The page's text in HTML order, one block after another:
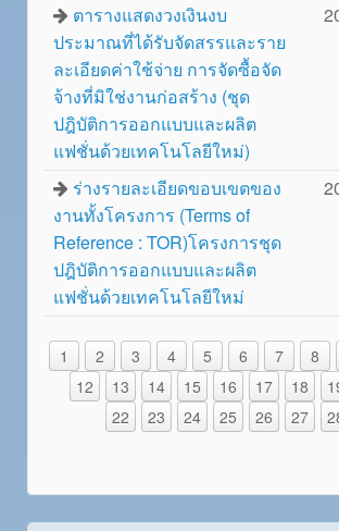
ตารางแสดงวงเงินงบ
ประมาณที่ได้รับจัดสรรและราย
ละเอียดค่าใช้จ่าย การจัดซื้อจัด
จ้างที่มิใช่งานก่อสร้าง (ชุด
ปฎิบัติการออกแบบและผลิต
แฟชั่นด้วยเทคโนโลยีใหม่)
ร่างรายละเอียดขอบเขตของ
งานทั้งโครงการ (Terms of
Reference : TOR)โครงการชุด
ปฎิบัติการออกแบบและผลิต
แฟชั่นด้วยเทคโนโลยีใหม่
1 2 3 4 5 6 7 8
12
13 14 15 16 17 18
22
23 24 25 26 27